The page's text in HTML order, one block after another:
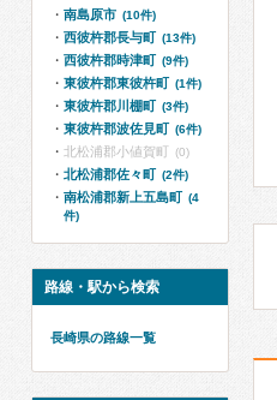
南島原市 (10件)
西彼杵郡長与町 (13件)
西彼杵郡時津町 (9件)
東彼杵郡東彼杵町 (1件)
東彼杵郡川棚町 (3件)
東彼杵郡波佐見町 (6件)
北松浦郡小値賀町 (0)
北松浦郡佐々町 (2件)
南松浦郡新上五島町 (4
件)
路線・駅から検索
長崎県の路線一覧